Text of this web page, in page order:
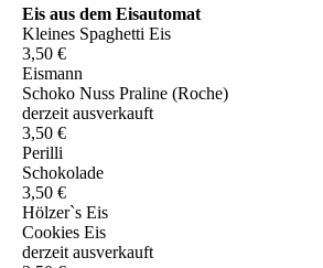
Eis aus dem Eisautomat
Kleines Spaghetti Eis
3,50 €
Eismann
Schoko Nuss Praline (Roche)
derzeit ausverkauft
3,50 €
Perilli
Schokolade
3,50 €
Hölzer`s Eis
Cookies Eis
derzeit ausverkauft